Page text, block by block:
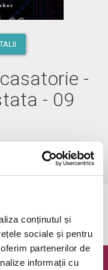
conținutul și
sociale și pentru
partenerilor de
informații cu
-
- 09
vezi pe harta